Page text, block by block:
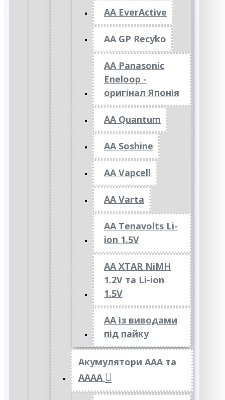
AA EverActive
AA GP Recyko
AA Panasonic
Eneloop -
оригінал Японія
AA Quantum
AA Soshine
AA Vapcell
AA Varta
AA Tenavolts Li-
ion 1.5V
AA XTAR NiMH
1.2V та Li-ion
1.5V
АА із виводами
під пайку
Акумулятори ААА та
АААА